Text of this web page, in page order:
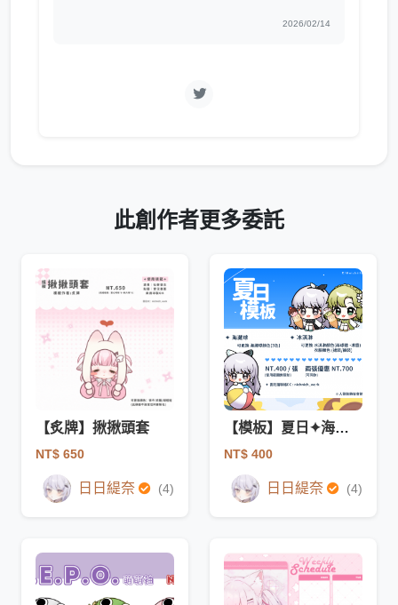
2026/02/14
此創作者更多委託
【炙牌】揪揪頭套
NT$ 650
日日緹奈 (4)
【模板】夏日✦海灘球/冰淇淋
NT$ 400
日日緹奈 (4)